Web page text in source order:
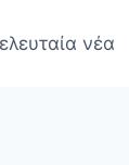
νέα